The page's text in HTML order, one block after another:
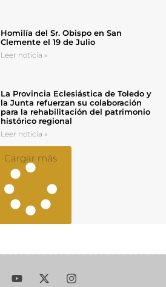
Homilía del Sr. Obispo en San
Clemente el 19 de Julio
Leer noticia »
La Provincia Eclesiástica de Toledo y
la Junta refuerzan su colaboración
para la rehabilitación del patrimonio
histórico regional
Leer noticia »
Cargar más